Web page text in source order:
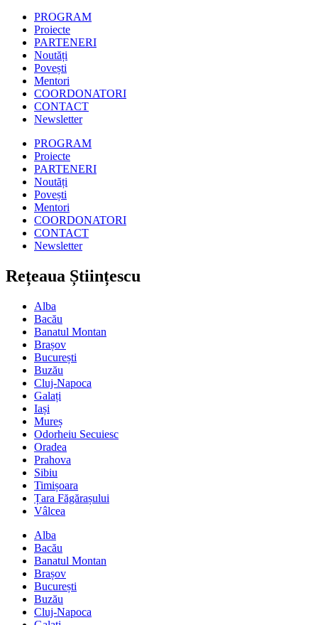
PROGRAM
Proiecte
PARTENERI
Noutăți
Povești
Mentori
COORDONATORI
CONTACT
Newsletter
PROGRAM
Proiecte
PARTENERI
Noutăți
Povești
Mentori
COORDONATORI
CONTACT
Newsletter
Rețeaua Științescu
Alba
Bacău
Banatul Montan
Brașov
București
Buzău
Cluj-Napoca
Galați
Iași
Mureș
Odorheiu Secuiesc
Oradea
Prahova
Sibiu
Timișoara
Țara Făgărașului
Vâlcea
Alba
Bacău
Banatul Montan
Brașov
București
Buzău
Cluj-Napoca